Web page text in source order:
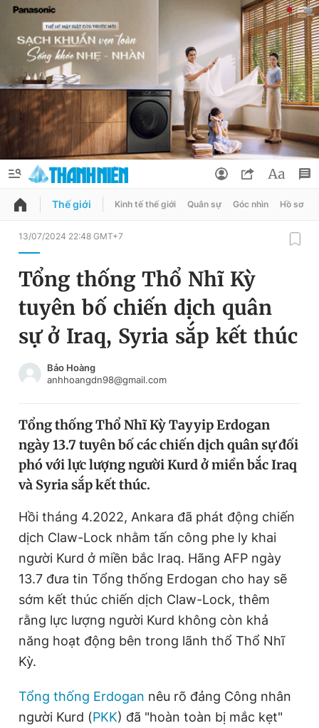
QUẢNG CÁO
Chuyên mục
Chuyên mục khác
Chào ngày mới
Video Magazine
Sản phẩm khác
Tiện ích Bạn cần biết
Thông tin tòa soạn Liên hệ quảng cáo
Đọc Thanh Niên trên điện thoại
Đổi mật khẩu
Tin đã lưu
Đăng xuất
Thế giới Kinh tế thế giới Quân sự Góc nhìn Hồ sơ
13/07/2024 22:48 GMT+7
Tổng thống Thổ Nhĩ Kỳ
tuyên bố chiến dịch quân
sự ở Iraq, Syria sắp kết thúc
Bảo Hoàng
anhhoangdn98@gmail.com
Tổng thống Thổ Nhĩ Kỳ Tayyip Erdogan
ngày 13.7 tuyên bố các chiến dịch quân sự đối
phó với lực lượng người Kurd ở miền bắc Iraq
và Syria sắp kết thúc.
Hồi tháng 4.2022, Ankara đã phát động chiến
dịch Claw-Lock nhằm tấn công phe ly khai
người Kurd ở miền bắc Iraq. Hãng AFP ngày
13.7 đưa tin Tổng thống Erdogan cho hay sẽ
sớm kết thúc chiến dịch Claw-Lock, thêm
rằng lực lượng người Kurd không còn khả
năng hoạt động bên trong lãnh thổ Thổ Nhĩ
Kỳ.
Tổng thống Erdogan nêu rõ đảng Công nhân
người Kurd (PKK) đã "hoàn toàn bị mắc kẹt"